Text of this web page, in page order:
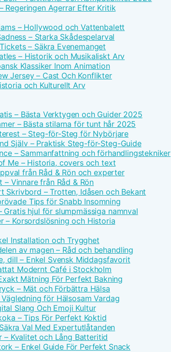
Regeringen Agerrar Efter Kritik
– Hollywood och Vattenbalett
– Starka Skådespelarval
– Säkra Evenemanget
– Historik och Musikaliskt Arv
Klassiker Inom Animation
Jersey – Cast Och Konflikter
och Kulturellt Arv
– Bästa Verktygen och Guider 2025
– Bästa stilarna för tunt hår 2025
– Steg-för-Steg för Nybörjare
Själv – Praktisk Steg-för-Steg-Guide
– Sammanfattning och förhandlingstekniker
Me – Historia, covers och text
från Råd & Rön och experter
Vinnare från Råd & Rön
Skrivbord – Trotten, Idåsen och Bekant
Tips för Snabb Insomning
Gratis hjul för slumpmässiga namnval
– Korsordslösning och Historia
Installation och Trygghet
av magen – Råd och behandling
dill – Enkel Svensk Middagsfavorit
Modernt Café i Stockholm
Mätning För Perfekt Bakning
– Mät och Förbättra Hälsa
för Hälsosam Vardag
Slang Och Emoji Kultur
– Tips För Perfekt Koktid
Val Med Expertutlåtanden
– Kvalitet och Lång Batteritid
– Enkel Guide För Perfekt Snack